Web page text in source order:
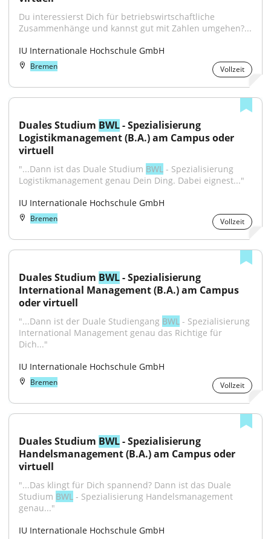
Du interessierst Dich für betriebswirtschaftliche
Zusammenhänge und kannst gut mit Zahlen umgehen?...
IU Internationale Hochschule GmbH
Bremen Vollzeit
Duales Studium BWL - Spezialisierung
Logistikmanagement (B.A.) am Campus oder
virtuell
"...Dann ist das Duale Studium BWL - Spezialisierung
Logistikmanagement genau Dein Ding. Dabei eignest..."
IU Internationale Hochschule GmbH
Bremen Vollzeit
Duales Studium BWL - Spezialisierung
International Management (B.A.) am Campus
oder virtuell
"...Dann ist der Duale Studiengang BWL - Spezialisierung
International Management genau das Richtige für
Dich..."
IU Internationale Hochschule GmbH
Bremen Vollzeit
Duales Studium BWL - Spezialisierung
Handelsmanagement (B.A.) am Campus oder
virtuell
"...Das klingt für Dich spannend? Dann ist das Duale
Studium BWL - Spezialisierung Handelsmanagement
genau..."
IU Internationale Hochschule GmbH